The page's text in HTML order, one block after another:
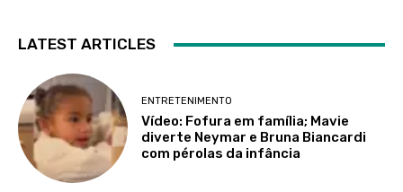
LATEST ARTICLES
ENTRETENIMENTO
Vídeo: Fofura em família; Mavie
diverte Neymar e Bruna Biancardi
com pérolas da infância